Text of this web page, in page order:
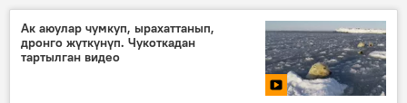
Ак аюулар чумкуп, ырахаттанып,
дронго жүткүнүп. Чукоткадан
тартылган видео